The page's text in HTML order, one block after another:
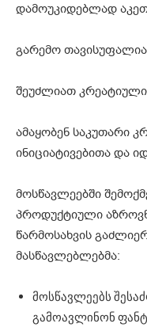
დამოუკიდებლად
გარემო თავისუფალია
შეუძლიათ კრეატიული
ამაყობენ საკუთარი
ინიციატივებითა და
მოსწავლეებში
პროდუქტიული
წარმოსახვის
მასწავლებლებმა:
მოსწავლეებს
გამოავლინონ